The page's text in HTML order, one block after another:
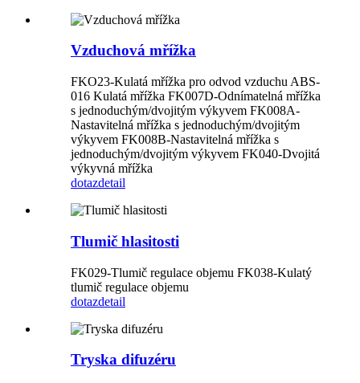
Vzduchová mřížka
FKO23-Kulatá mřížka pro odvod vzduchu ABS-
016 Kulatá mřížka FK007D-Odnímatelná mřížka
s jednoduchým/dvojitým výkyvem FK008A-
Nastavitelná mřížka s jednoduchým/dvojitým
výkyvem FK008B-Nastavitelná mřížka s
jednoduchým/dvojitým výkyvem FK040-Dvojitá
výkyvná mřížka
dotazdetail
Tlumič hlasitosti
FK029-Tlumič regulace objemu FK038-Kulatý
tlumič regulace objemu
dotazdetail
Tryska difuzéru